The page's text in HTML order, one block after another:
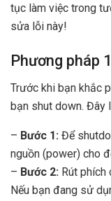
tục làm việc trong
sửa lỗi này!
Phương pháp
Trước khi bạn khắc
bạn shut down. Đây
– Bước 1: Để
nguồn (power) cho
– Bước 2: Rút phích
Nếu bạn đang sử